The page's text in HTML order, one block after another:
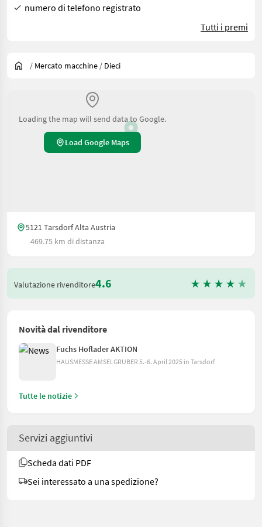
numero di telefono registrato
Tutti i premi
/ Mercato macchine / Dieci
Loading the map will send data to Google.
Load Google Maps
5121 Tarsdorf Alta Austria
469.75 km di distanza
Valutazione rivenditore4.6
Novità dal rivenditore
Fuchs Hoflader AKTION
HAUSMESSE AMSELGRUBER 5.-6. April 2025 in Tarsdorf
Tutte le notizie
Servizi aggiuntivi
Scheda dati PDF
Sei interessato a una spedizione?